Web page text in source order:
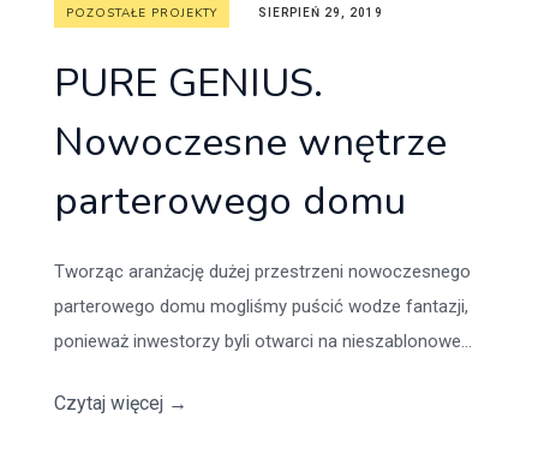
POZOSTAŁE PROJEKTY SIERPIEŃ 29, 2019
PURE GENIUS.
Nowoczesne wnętrze
parterowego domu
Tworząc aranżację dużej przestrzeni nowoczesnego
parterowego domu mogliśmy puścić wodze fantazji,
ponieważ inwestorzy byli otwarci na nieszablonowe...
Czytaj więcej →